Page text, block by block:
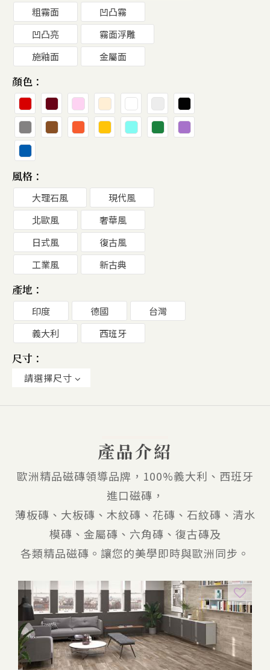
粗霧面
凹凸霧
凹凸亮
霧面浮雕
施釉面
金屬面
顏色：
風格：
大理石風
現代風
北歐風
奢華風
日式風
復古風
工業風
新古典
產地：
印度 德國
台灣
義大利
西班牙
尺寸：
請選擇尺寸
產品介紹
歐洲精品磁磚領導品牌，100%義大利、西班牙
進口磁磚，
薄板磚、大板磚、木紋磚、花磚、石紋磚、清水
模磚、金屬磚、六角磚、復古磚及
各類精品磁磚。讓您的美學即時與歐洲同步。